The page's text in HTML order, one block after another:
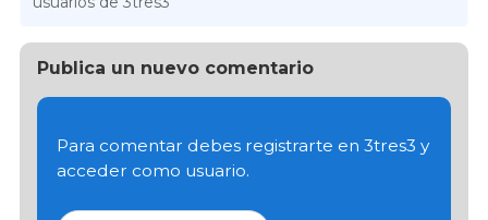
Publica un nuevo comentario
Para comentar debes registrarte en 3tres3 y
acceder como usuario.